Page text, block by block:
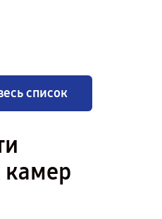
список